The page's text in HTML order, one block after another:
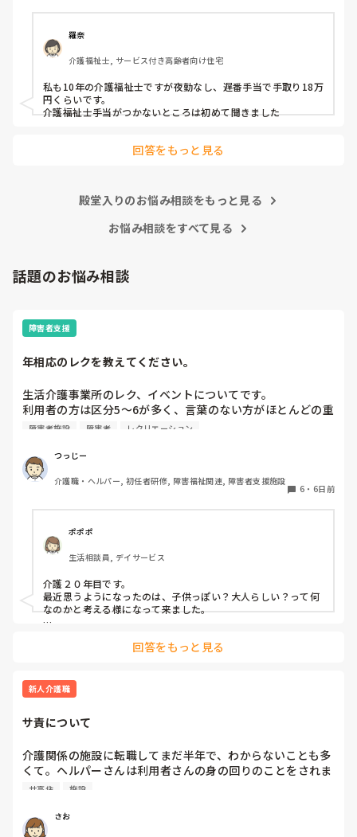
介護福祉士の資格手当はありません。
かなりの薄給だと感じます。
宿直手当てがあってなんとか手取り
10万円いくかいかないかです。
田舎の社会福祉法人ですが
あたりまえの様に前残業・残業手当ては
あまりにも酷いと感じています。
皆さんのご意見を頂ければと思います。
羅奈
介護福祉士, サービス付き高齢者向け住宅
私も10年の介護福祉士ですが夜勤なし、遅番手当で手取り18万
円くらいです。
介護福祉士手当がつかないところは初めて聞きました
回答をもっと見る
殿堂入りのお悩み相談をもっと見る
お悩み相談をすべて見る
話題のお悩み相談
障害者支援
年相応のレクを教えてください。
生活介護事業所のレク、イベントについてです。
利用者の方は区分5〜6が多く、言葉のない方がほとんどの重
度〜最重度の方々です。
ントになりがちです。
みなさん30代なので、年相応で、なおかつ本人たちが楽しめ
る企画のアイデアはないでしょうか？
障害者施設 障害者 レクリエーション
つっじー
介護職・ヘルパー, 初任者研修, 障害福祉関連, 障害者支援施設
6 ・ 6日前
ポポポ
生活相談員, デイサービス
介護２０年目です。
最近思うようになったのは、子供っぽい？大人らしい？って何
なのかと考える様になって来ました。
敬老会、おばあちゃん？　又は、両親にするとしたら、孫つれ
て実家に行って、ご飯、プレゼント？外食と言う所ですかね？
クリスマスもにたような、感じ？
そもそも、大人になって、イベントってやるのかな？端午の節
句、お雛様、やる？　やったとして、食事、プレゼント位なも
のでしょ？
かもしれないですよね？逆に孫や、子供にやってあげる側！！
なのが、大人ですよね？
回答をもっと見る
新人介護職
サ責について
介護関係の施設に転職してまだ半年で、わからないことも多
くて。ヘルパーさんは利用者さんの身の回りのことをされま
すが、その中にサ責という方がいらっしゃいます。サ責とは
か？
サ高住 施設
さお